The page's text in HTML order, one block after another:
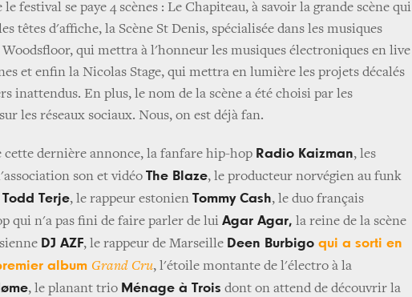
le festival se paye 4 scènes : Le Chapiteau, à savoir la grande scène qui
têtes d'affiche, la Scène St Denis, spécialisée dans les musiques
qui mettra à l'honneur les musiques électroniques en live
et enfin la Nicolas Stage, qui mettra en lumière les projets décalés
inattendus. En plus, le nom de la scène a été choisi par les
les réseaux sociaux. Nous, on est déjà fan.
cette dernière annonce, la fanfare hip-hop Radio Kaizman, les
son et vidéo The Blaze, le producteur norvégien au funk
Todd Terje, le rappeur estonien Tommy Cash, le duo français
qui n'a pas fini de faire parler de lui Agar Agar, la reine de la scène
DJ AZF, le rappeur de Marseille Deen Burbigo qui a sorti en
album Grand Cru, l'étoile montante de l'électro à la
, le planant trio Ménage à Trois dont on attend de découvrir la